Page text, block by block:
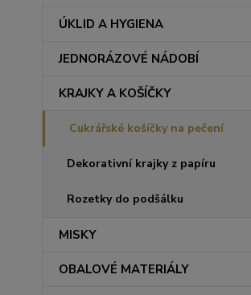
ÚKLID A HYGIENA
JEDNORÁZOVÉ NÁDOBÍ
KRAJKY A KOŠÍČKY
Cukrářské košíčky na pečení
Dekorativní krajky z papíru
Rozetky do podšálku
MISKY
OBALOVÉ MATERIÁLY